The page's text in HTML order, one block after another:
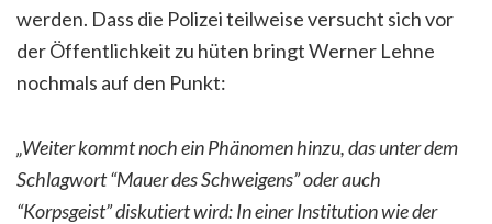
werden. Dass die Polizei teilweise versucht sich vor
der Öffentlichkeit zu hüten bringt Werner Lehne
nochmals auf den Punkt:
„Weiter kommt noch ein Phänomen hinzu, das unter dem
Schlagwort “Mauer des Schweigens” oder auch
“Korpsgeist” diskutiert wird: In einer Institution wie der